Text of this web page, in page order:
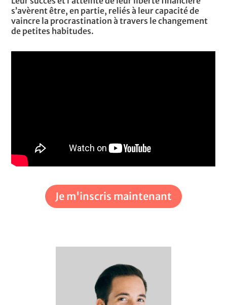
s’avèrent être, en partie, reliés à leur capacité de
vaincre la procrastination à travers le changement
de petites habitudes.
Je m'inscris maintenant